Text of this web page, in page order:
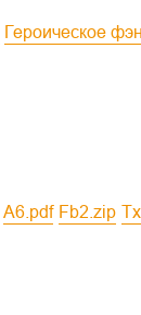
Героическое
a6.pdf fb2.zip